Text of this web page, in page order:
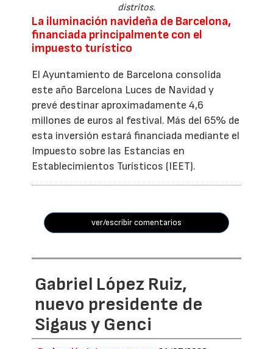
distritos.
La iluminación navideña de Barcelona,
financiada principalmente con el
impuesto turístico
El Ayuntamiento de Barcelona consolida
este año Barcelona Luces de Navidad y
prevé destinar aproximadamente 4,6
millones de euros al festival. Más del 65% de
esta inversión estará financiada mediante el
Impuesto sobre las Estancias en
Establecimientos Turísticos (IEET).
ver/escribir comentarios
Gabriel López Ruiz,
nuevo presidente de
Sigaus y Genci